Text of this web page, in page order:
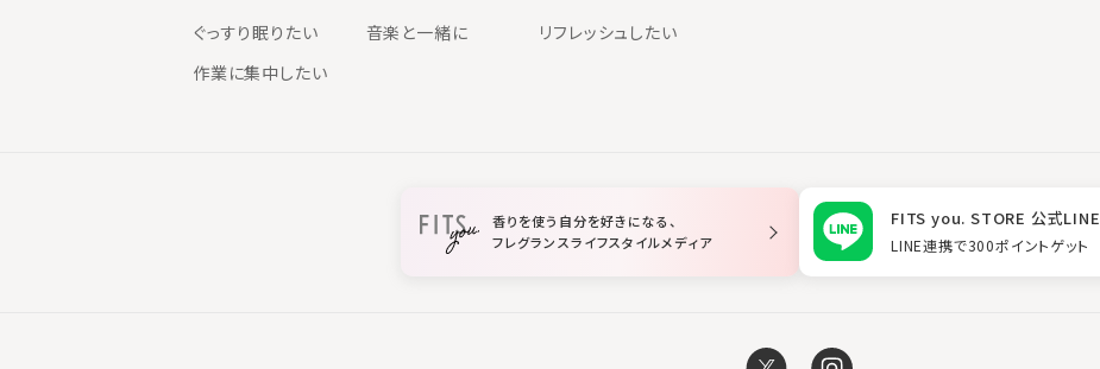
ぐっすり眠りたい 音楽と一緒に
リフレッシュしたい
作業に集中したい
香りを使う自分を好きになる、
フレグランスライフスタイルメディア
FITS you. STORE 公式LINE
LINE連携で300ポイントゲット